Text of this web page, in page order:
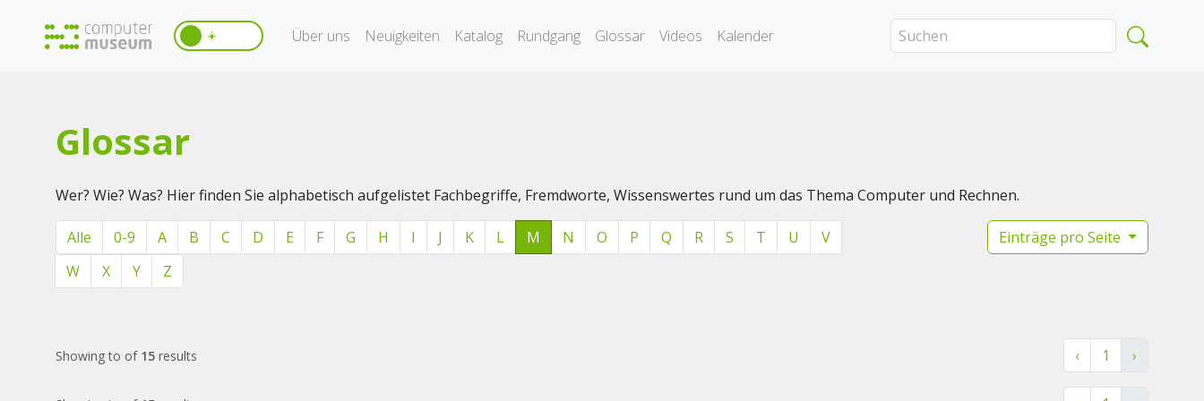
☀️ Über uns Neuigkeiten Katalog Rundgang Glossar Videos Kalender
Glossar
Wer? Wie? Was? Hier finden Sie alphabetisch aufgelistet Fachbegriffe, Fremdworte, Wissenswertes rund um das Thema Computer und Rechnen.
Alle 0-9 A B C D E F G H I J K L M N O P Q R S T U
V
W
X Y Z
Einträge pro Seite
Showingto of 15 results ‹ 1 ›